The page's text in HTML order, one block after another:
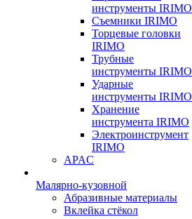
инструменты IRIMO
Съемники IRIMO
Торцевые головки
IRIMO
Трубные
инструменты IRIMO
Ударные
инструменты IRIMO
Хранение
инструмента IRIMO
Электроинструмент
IRIMO
APAC
Малярно-кузовной
Абразивные материалы
Вклейка стёкол